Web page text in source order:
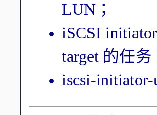
LUN；
iSCSI
target 的任务
iscsi-